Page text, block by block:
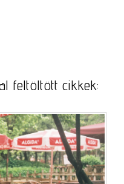
feltöltött cikkek: